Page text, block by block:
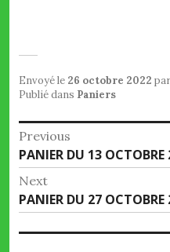
Envoyé le 26 octobre 2022 par
Publié dans Paniers
Navigation
de
l’article
Previous
Previous
post:
PANIER DU 13 OCTOBRE
Next
Next
post:
PANIER DU 27 OCTOBRE